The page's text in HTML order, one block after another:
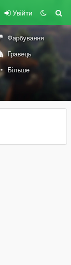
Увійти
Фарбування
Гравець
Більше